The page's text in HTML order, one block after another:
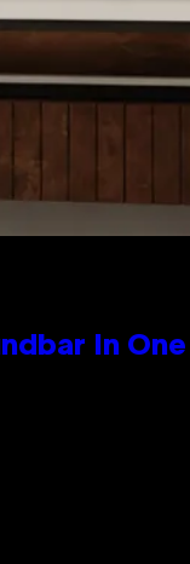
In One